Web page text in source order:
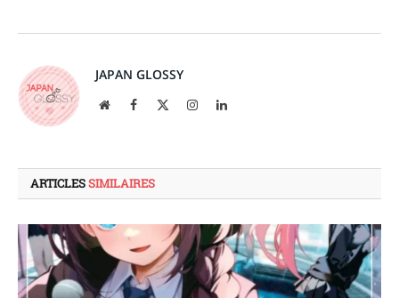
JAPAN GLOSSY
Site
Facebook InstagramLinkedIn
ARTICLESSIMILAIRES